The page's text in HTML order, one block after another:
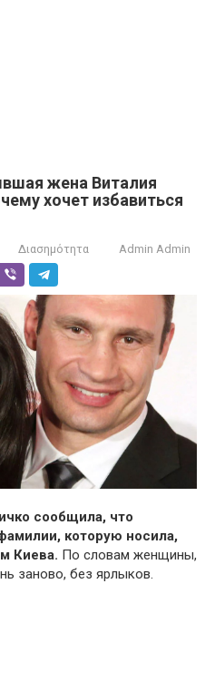
жена Виталия
хочет избавиться
Διασημότητα Admin Admin
сообщила, что
которую носила,
Киева. По словам женщины,
заново, без ярлыков.